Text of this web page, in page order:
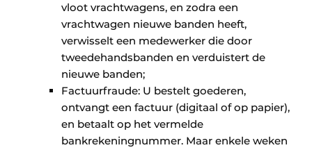
vloot vrachtwagens, en zodra een
vrachtwagen nieuwe banden heeft,
verwisselt een medewerker die door
tweedehandsbanden en verduistert de
nieuwe banden;
Factuurfraude: U bestelt goederen,
ontvangt een factuur (digitaal of op papier),
en betaalt op het vermelde
bankrekeningnummer. Maar enkele weken